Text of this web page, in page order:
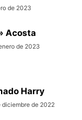
de 2023
Acosta
de 2023
Harry
diciembre de 2022